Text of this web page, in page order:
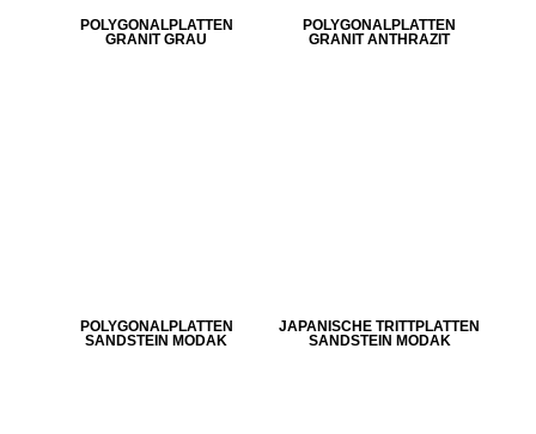
POLYGONALPLATTEN
GRANIT GRAU
POLYGONALPLATTEN
GRANIT ANTHRAZIT
POLYGONALPLATTEN
SANDSTEIN MODAK
JAPANISCHE TRITTPLATTEN
SANDSTEIN MODAK